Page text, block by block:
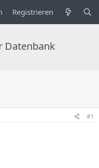
Registrieren
Datenbank
#1